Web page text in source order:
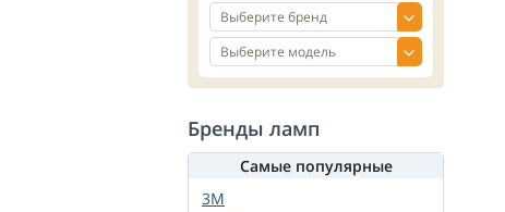
Бренды ламп
Самые популярные
3M